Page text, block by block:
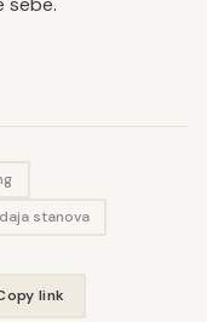
stanova
link